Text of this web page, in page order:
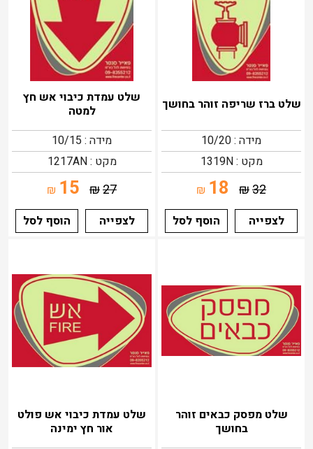
שלט ברז שריפה זוהר בחושך
מידה : 10/20
מקט : 1319N
32
₪
18
₪
לצפייה
הוסף לסל
שלט עמדת כיבוי אש חץ
למטה
מידה : 10/15
מקט : 1217AN
27
₪
15
₪
לצפייה
הוסף לסל
שלט מפסק כבאים זוהר
בחושך
שלט עמדת כיבוי אש פולט
אור חץ ימינה